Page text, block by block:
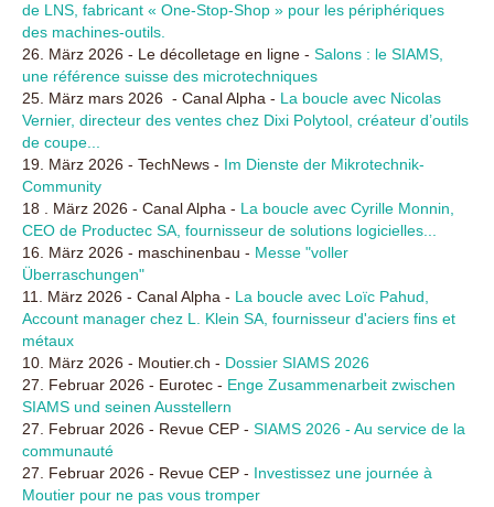
de LNS, fabricant « One-Stop-Shop » pour les périphériques
des machines-outils.
26. März 2026 - Le décolletage en ligne - Salons : le SIAMS,
une référence suisse des microtechniques
25. März mars 2026 - Canal Alpha - La boucle avec Nicolas
Vernier, directeur des ventes chez Dixi Polytool, créateur d’outils
de coupe...
19. März 2026 - TechNews - Im Dienste der Mikrotechnik-
Community
18 . März 2026 - Canal Alpha - La boucle avec Cyrille Monnin,
CEO de Productec SA, fournisseur de solutions logicielles...
16. März 2026 - maschinenbau - Messe "voller
Überraschungen"
11. März 2026 - Canal Alpha - La boucle avec Loïc Pahud,
Account manager chez L. Klein SA, fournisseur d'aciers fins et
métaux
10. März 2026 - Moutier.ch - Dossier SIAMS 2026
27. Februar 2026 - Eurotec - Enge Zusammenarbeit zwischen
SIAMS und seinen Ausstellern
27. Februar 2026 - Revue CEP - SIAMS 2026 - Au service de la
communauté
27. Februar 2026 - Revue CEP - Investissez une journée à
Moutier pour ne pas vous tromper